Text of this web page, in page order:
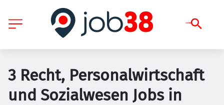
3 Recht, Personalwirtschaft
und Sozialwesen Jobs in